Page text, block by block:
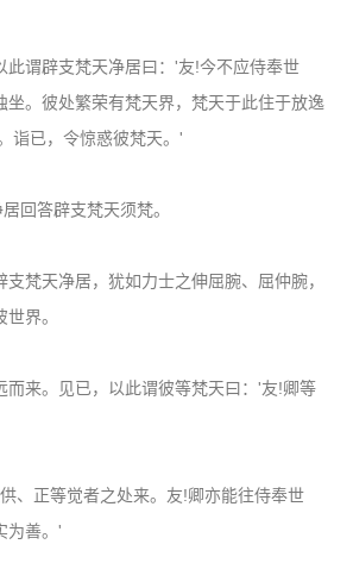
此谓辟支梵天净居曰：'友!今不应侍奉世
坐。彼处繁荣有梵天界，梵天于此住于放逸
诣已，令惊惑彼梵天。'
回答辟支梵天须梵。
梵天净居，犹如力士之伸屈腕、屈仲腕，
界。
而来。见已，以此谓彼等梵天曰：'友!卿等
、正等觉者之处来。友!卿亦能往侍奉世
为善。'